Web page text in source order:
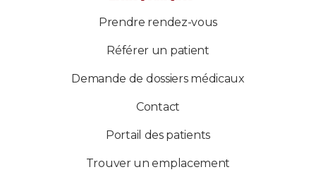
Prendre rendez-vous
Référer un patient
Demande de dossiers médicaux
Contact
Portail des patients
Trouver un emplacement